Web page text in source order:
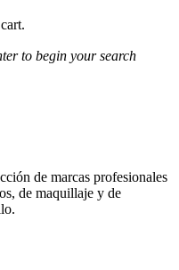
to begin your search
de marcas profesionales
de maquillaje y de